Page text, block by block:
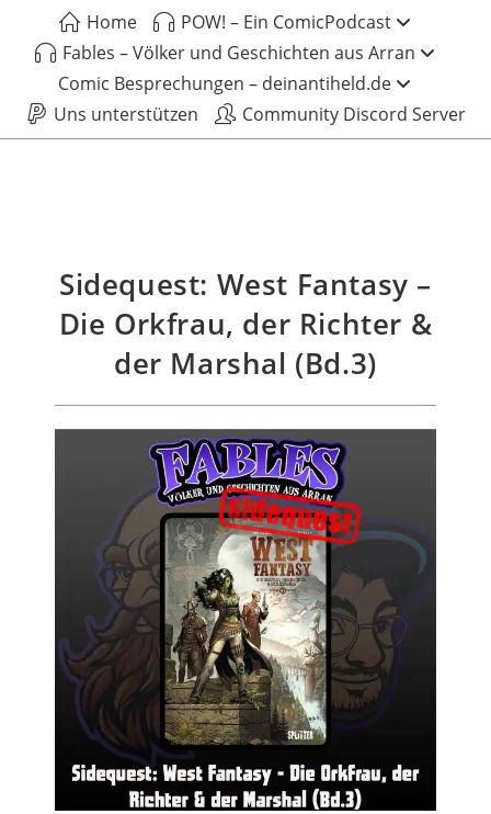
Home
POW! – Ein ComicPodcast
Fables – Völker und Geschichten aus Arran
Comic Besprechungen – deinantiheld.de
Uns unterstützen
Community Discord Server
Sidequest: West Fantasy –
Die Orkfrau, der Richter &
der Marshal (Bd.3)